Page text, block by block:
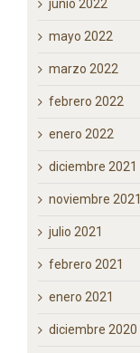
junio 2022
mayo 2022
marzo 2022
febrero 2022
enero 2022
diciembre 2021
noviembre 2021
julio 2021
febrero 2021
enero 2021
diciembre 2020